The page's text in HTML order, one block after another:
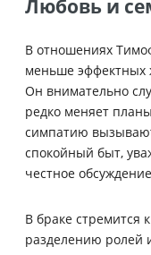
Любовь и
В отношениях
меньше эффектных
Он внимательно
редко меняет
симпатию
спокойный быт,
честное
В браке стремится
разделению ролей